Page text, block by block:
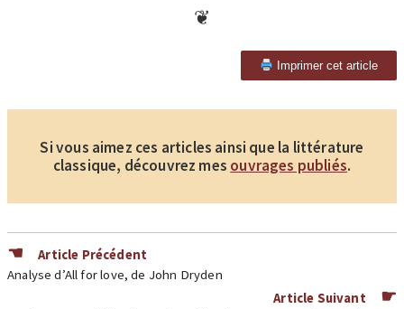
Imprimer cet article
Si vous aimez ces articles ainsi que la littérature
classique, découvrez mes ouvrages publiés.
Article Précédent
Analyse d’All for love, de John Dryden
Article Suivant